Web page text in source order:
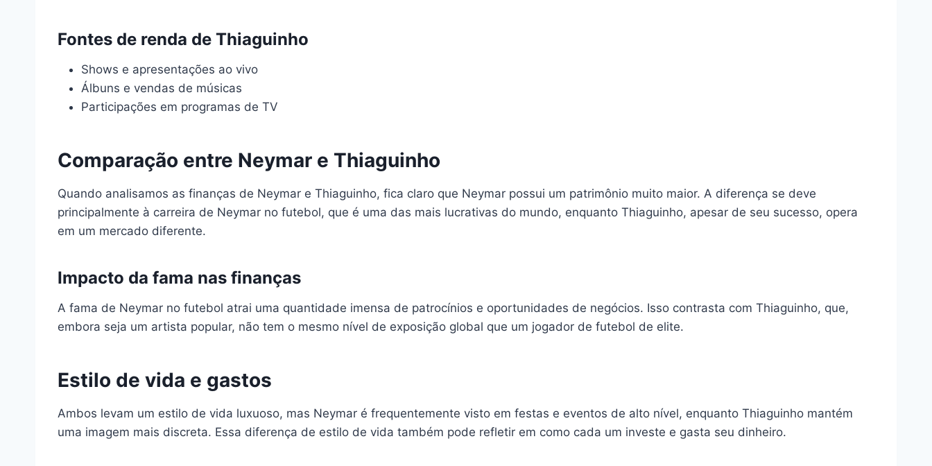
Fontes de renda de Thiaguinho
Shows e apresentações ao vivo
Álbuns e vendas de músicas
Participações em programas de TV
Comparação entre Neymar e Thiaguinho
Quando analisamos as finanças de Neymar e Thiaguinho, fica claro que Neymar possui um patrimônio muito maior. A diferença se deve
principalmente à carreira de Neymar no futebol, que é uma das mais lucrativas do mundo, enquanto Thiaguinho, apesar de seu sucesso, opera
em um mercado diferente.
Impacto da fama nas finanças
A fama de Neymar no futebol atrai uma quantidade imensa de patrocínios e oportunidades de negócios. Isso contrasta com Thiaguinho, que,
embora seja um artista popular, não tem o mesmo nível de exposição global que um jogador de futebol de elite.
Estilo de vida e gastos
Ambos levam um estilo de vida luxuoso, mas Neymar é frequentemente visto em festas e eventos de alto nível, enquanto Thiaguinho mantém
uma imagem mais discreta. Essa diferença de estilo de vida também pode refletir em como cada um investe e gasta seu dinheiro.